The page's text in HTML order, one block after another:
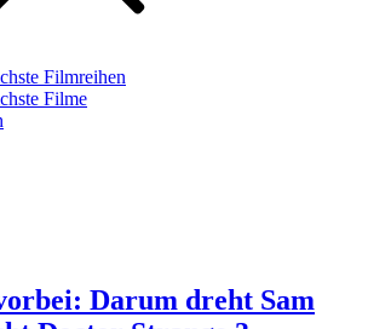
Filmreihen
Filme
Darum dreht Sam